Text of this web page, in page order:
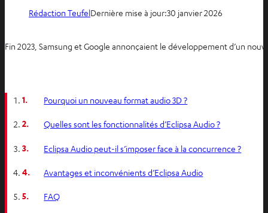
Rédaction TeufelDernière mise à jour:30 janvier 2026
Fin 2023, Samsung et Google annonçaient le développement d’un
1. Pourquoi un nouveau format audio 3D ?
2. Quelles sont les fonctionnalités d’Eclipsa Audio ?
3. Eclipsa Audio peut-il s’imposer face à la concurrence ?
4. Avantages et inconvénients d’Eclipsa Audio
5. FAQ